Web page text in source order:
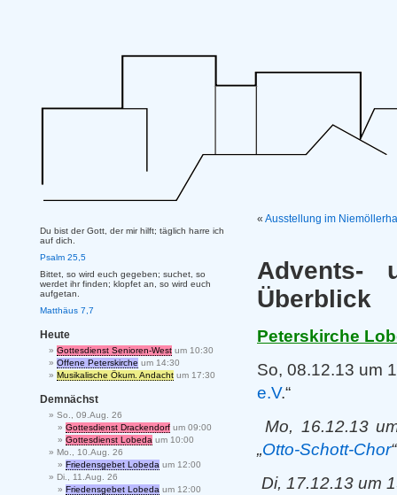
« Ausstellung im
Advents-
Überblick
Peterskirche
So, 08.12.13 um
e.V.“
Mo, 16.12.13
„Otto-Schott-Chor“
Di, 17.12.13 um
Du bist der Gott, der mir hilft; täglich harre ich
auf dich.
Psalm 25,5
Bittet, so wird euch gegeben; suchet, so
werdet ihr finden; klopfet an, so wird euch
aufgetan.
Matthäus 7,7
Heute
Gottesdienst Senioren-West um 10:30
Offene Peterskirche um 14:30
Musikalische Ökum. Andacht um 17:30
Demnächst
So., 09.Aug. 26
Gottesdienst Drackendorf um 09:00
Gottesdienst Lobeda um 10:00
Mo., 10.Aug. 26
Friedensgebet Lobeda um 12:00
Di., 11.Aug. 26
Friedensgebet Lobeda um 12:00